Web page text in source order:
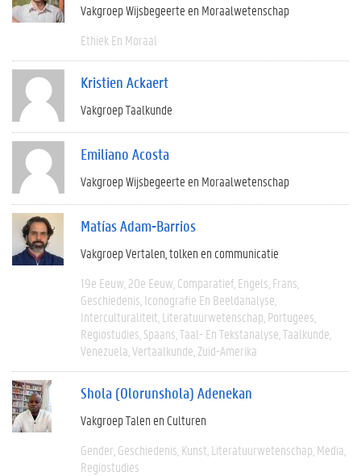
Vakgroep Wijsbegeerte en Moraalwetenschap
Ethiek En Moraal
Kristien Ackaert
Vakgroep Taalkunde
Emiliano Acosta
Vakgroep Wijsbegeerte en Moraalwetenschap
Matías Adam-Barrios
Vakgroep Vertalen, tolken en communicatie
19e Eeuw 20e Eeuw Comparatief Engels Frans
Geschiedenis Iconografie En Beeldanalyse
Interculturaliteit Literatuurwetenschap Portugees
Regiostudies Spaans Taal- En Tekstanalyse Taalkunde
Venezuela Vertaalkunde Zuid-Amerika
Shola (Olorunshola) Adenekan
Vakgroep Talen en Culturen
Gender Geschiedenis Kunst Literatuurwetenschap Media
Regiostudies